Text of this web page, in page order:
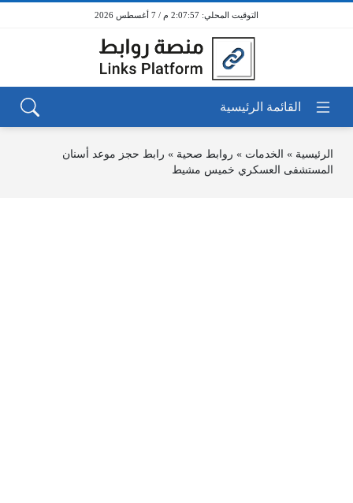
2:07:57 م / 7 أغسطس 2026
الرئيسية » الخدمات » روابط صحية » رابط حجز موعد أسنان
المستشفى العسكري خميس مشيط